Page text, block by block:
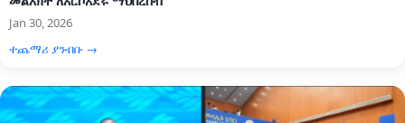
Jan 30, 2026
ተጨማሪ ያንብቡ →